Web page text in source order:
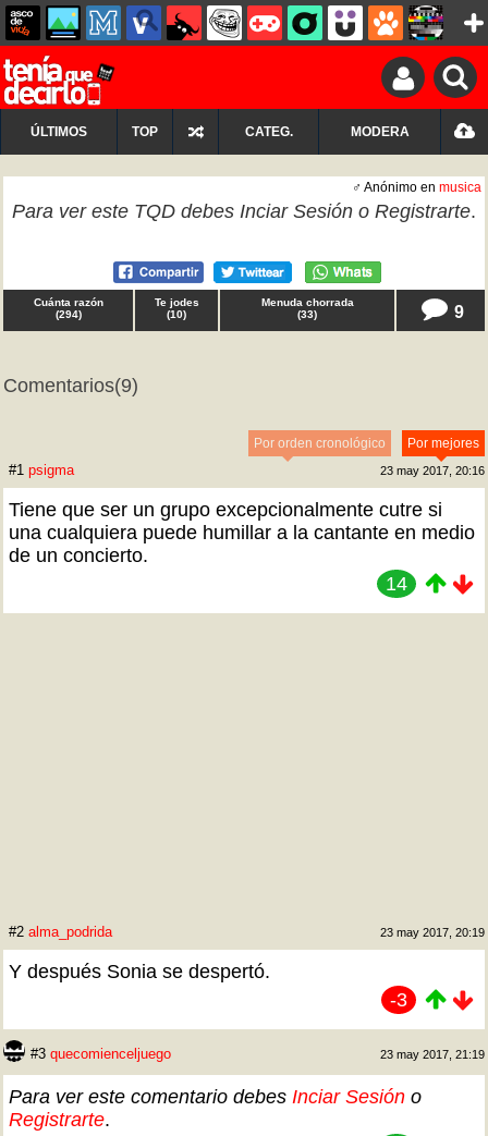
ÚLTIMOS TOP CATEG. MODERA
♂ Anónimo en musica
Para ver este TQD debes Inciar Sesión o Registrarte.
Cuánta razón
(294)
Te jodes
(10)
Menuda chorrada
(33) 9
Comentarios(9)
Por mejores
Por orden cronológico
#1 psigma 23 may 2017, 20:16
Tiene que ser un grupo excepcionalmente cutre si
una cualquiera puede humillar a la cantante en medio
de un concierto.
14
#2 alma_podrida 23 may 2017, 20:19
Y después Sonia se despertó.
-3
#3 quecomienceljuego 23 may 2017, 21:19
Para ver este comentario debes Inciar Sesión o
Registrarte.